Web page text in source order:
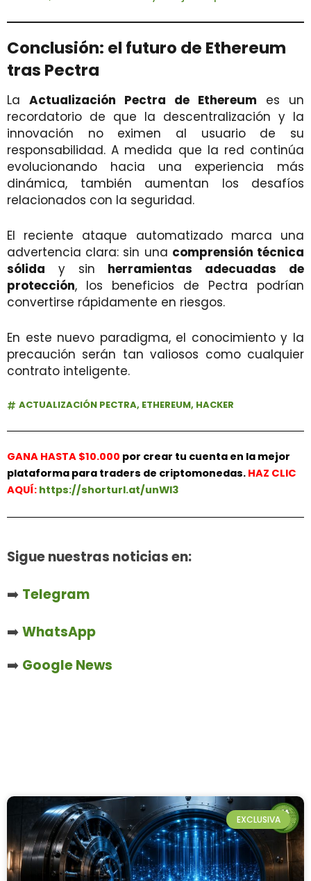
Conclusión: el futuro de Ethereum
tras Pectra
La Actualización Pectra de Ethereum es un
recordatorio de que la descentralización y la
innovación no eximen al usuario de su
responsabilidad. A medida que la red continúa
evolucionando hacia una experiencia más
dinámica, también aumentan los desafíos
relacionados con la seguridad.
El reciente ataque automatizado marca una
advertencia clara: sin una comprensión técnica
sólida y sin herramientas adecuadas de
protección, los beneficios de Pectra podrían
convertirse rápidamente en riesgos.
En este nuevo paradigma, el conocimiento y la
precaución serán tan valiosos como cualquier
contrato inteligente.
ACTUALIZACIÓN PECTRA, ETHEREUM, HACKER
GANA HASTA $10.000 por crear tu cuenta en la mejor
plataforma para traders de criptomonedas. HAZ CLIC
AQUÍ: https://shorturl.at/unWl3
Sigue nuestras noticias en:
➡️ Telegram
➡️WhatsApp
➡️ Google News
EXCLUSIVA